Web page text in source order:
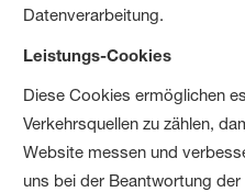
Datenverarbeitung.
Leistungs-Cookies
Diese Cookies ermöglichen
Verkehrsquellen zu zählen,
Website messen und
uns bei der Beantwortung